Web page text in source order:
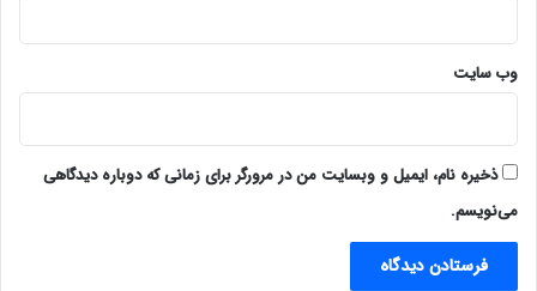
وب‌ سایت
ذخیره نام، ایمیل و وبسایت من در مرورگر برای زمانی که دوباره دیدگاهی
می‌نویسم.